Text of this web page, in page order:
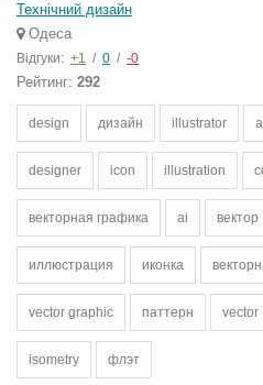
Технічний дизайн
Одеса
Відгуки: +1 / 0 / -0
Рейтинг: 292
design дизайн illustrator
designer icon illustration
векторная графика ai вектор
иллюстрация иконка
vector graphic паттерн vector
isometry флэт